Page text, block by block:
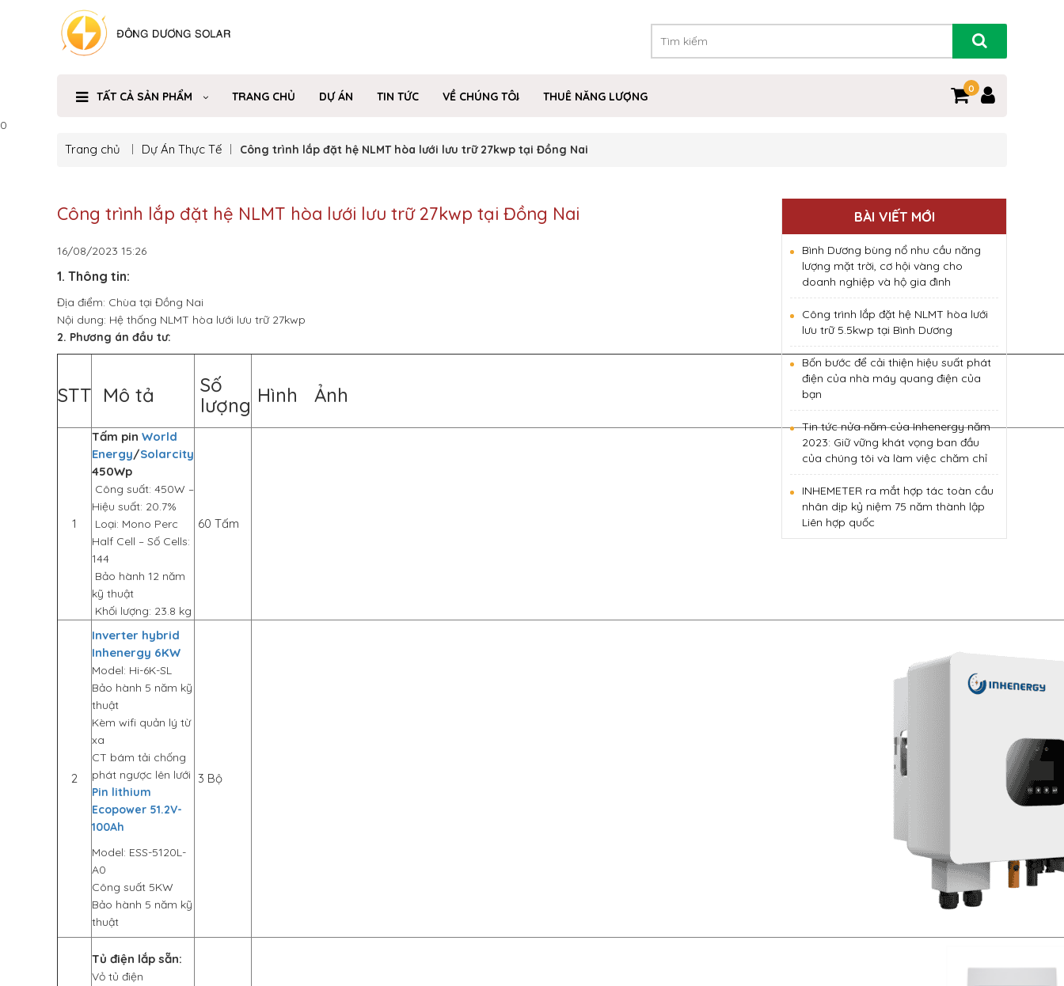
TẤT CẢ SẢN PHẨM TRANG CHỦ DỰ ÁN TIN TỨC VỀ CHÚNG TÔI THUÊ NĂNG LƯỢNG
0
0
Trang chủ Dự Án Thực Tế Công trình lắp đặt hệ NLMT hòa lưới lưu trữ 27kwp tại Đồng Nai
Công trình lắp đặt hệ NLMT hòa lưới lưu trữ 27kwp tại Đồng Nai
16/08/2023 15:26
1. Thông tin:
Địa điểm: Chùa tại Đồng Nai
Nội dung: Hệ thống NLMT hòa lưới lưu trữ 27kwp
2. Phương án đầu tư:
STT Mô tả
Số
lượng Hình Ảnh
1
Tấm pin World
Energy/Solarcity
450Wp
Công suất: 450W –
Hiệu suất: 20.7%
Loại: Mono Perc
Half Cell – Số Cells:
144
Bảo hành 12 năm
kỹ thuật
Khối lượng: 23.8 kg
60 Tấm
2
Inverter hybrid
Inhenergy 6KW
Model: Hi-6K-SL
Bảo hành 5 năm kỹ
thuật
Kèm wifi quản lý từ
xa
CT bám tải chống
phát ngược lên lưới
Pin lithium
Ecopower 51.2V-
100Ah
Model: ESS-5120L-
A0
Công suất 5KW
Bảo hành 5 năm kỹ
thuật
3 Bộ
Tủ điện lắp sẵn:
Vỏ tủ điện
BÀI VIẾT MỚI
Bình Dương bùng nổ nhu cầu năng
lượng mặt trời, cơ hội vàng cho
doanh nghiệp và hộ gia đình
Công trình lắp đặt hệ NLMT hòa lưới
lưu trữ 5.5kwp tại Bình Dương
Bốn bước để cải thiện hiệu suất phát
điện của nhà máy quang điện của
bạn
Tin tức nửa năm của Inhenergy năm
2023: Giữ vững khát vọng ban đầu
của chúng tôi và làm việc chăm chỉ
INHEMETER ra mắt hợp tác toàn cầu
nhân dịp kỷ niệm 75 năm thành lập
Liên hợp quốc